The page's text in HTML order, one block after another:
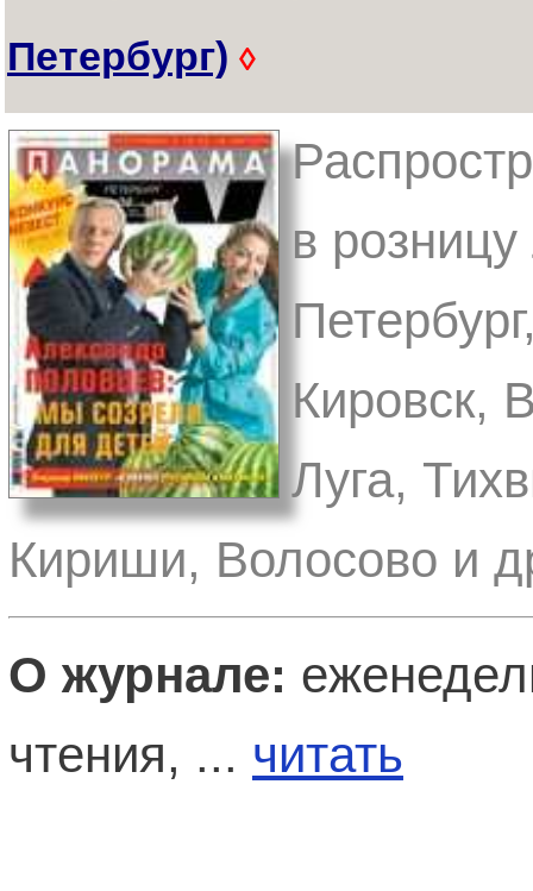
Петербург) ◊
в
Кировск,
Луга,
Кириши, Волосово и
О журнале:
чтения, ... читать